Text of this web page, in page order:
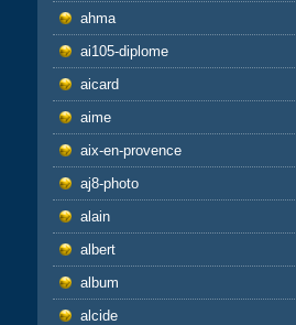
ahma
ai105-diplome
aicard
aime
aix-en-provence
aj8-photo
alain
albert
album
alcide